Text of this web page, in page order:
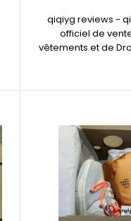
qiqiyg reviews -
officiel de
vêtements et de